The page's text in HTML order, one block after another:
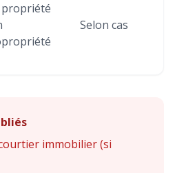
propriété
Selon cas
immobilier (si